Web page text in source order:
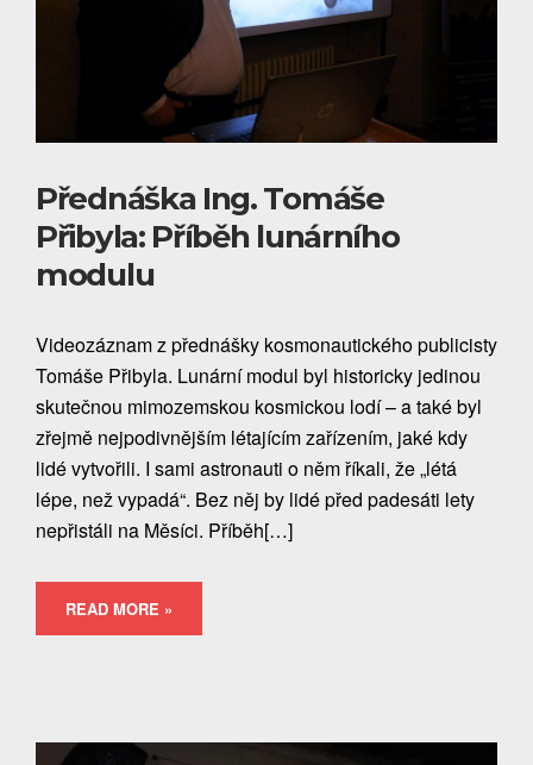
Přednáška Ing. Tomáše
Přibyla: Příběh lunárního
modulu
Videozáznam z přednášky kosmonautického publicisty
Tomáše Přibyla. Lunární modul byl historicky jedinou
skutečnou mimozemskou kosmickou lodí – a také byl
zřejmě nejpodivnějším létajícím zařízením, jaké kdy
lidé vytvořili. I sami astronauti o něm říkali, že „létá
lépe, než vypadá“. Bez něj by lidé před padesáti lety
nepřistáli na Měsíci. Příběh[…]
READ MORE »